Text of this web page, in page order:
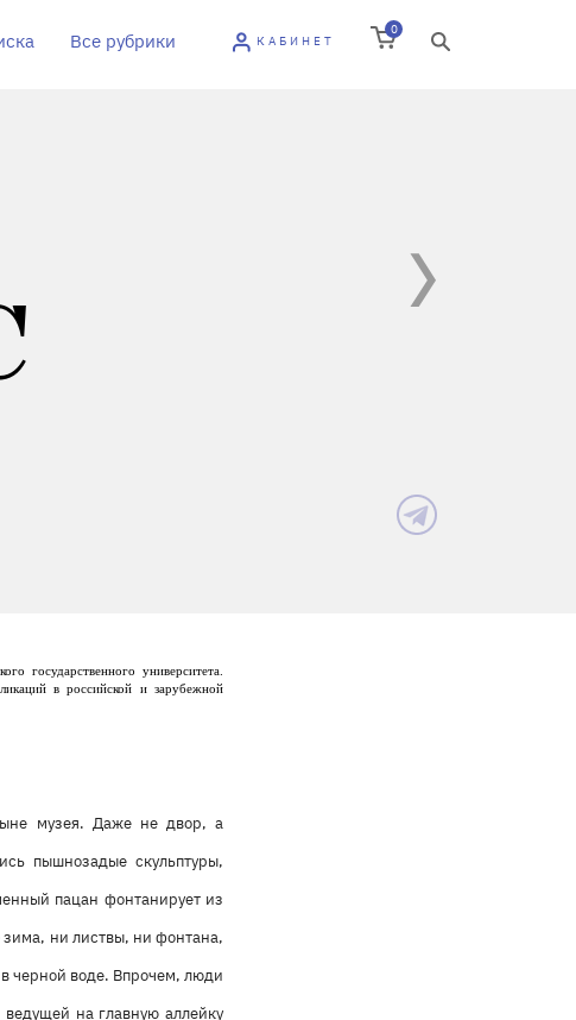
Все рубрики КАБИНЕТ
0
государственного университета.
в российской и зарубежной
музея. Даже не двор, а
пышнозадые скульптуры,
пацан фонтанирует из
зима, ни листвы, ни фонтана,
черной воде. Впрочем, люди
на главную аллейку